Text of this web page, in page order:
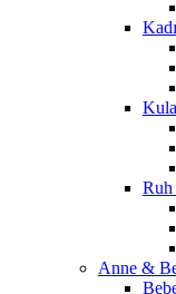
Ruh
Anne &